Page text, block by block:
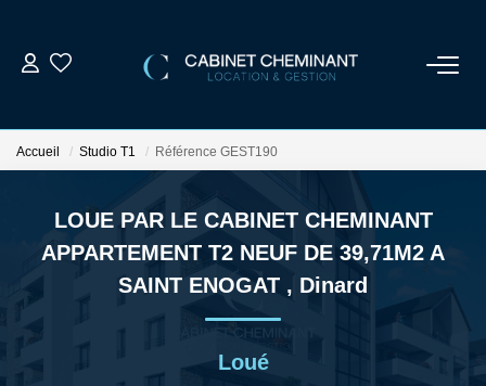
LOUER
ESTIMER
GESTION LOCATIVE
Accueil Studio T1 Référence GEST190
LOUE PAR LE CABINET CHEMINANT
APPARTEMENT T2 NEUF DE 39,71M2 A
SAINT ENOGAT , Dinard
Loué